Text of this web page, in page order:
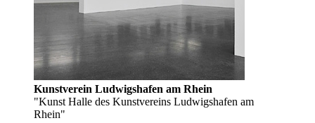
Kunstverein Ludwigshafen am Rhein
"Kunst Halle des Kunstvereins Ludwigshafen am
Rhein"